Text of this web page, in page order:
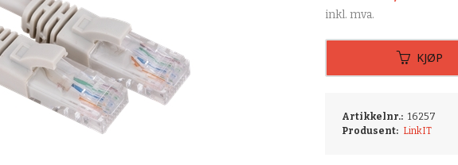
inkl. mva.
KJØP
Artikkelnr.: 16257
Produsent: LinkIT